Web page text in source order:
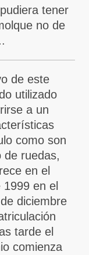
tener
no de
de este
utilizado
a un
como son
de ruedas,
en el
en el
diciembre
tarde el
comienza